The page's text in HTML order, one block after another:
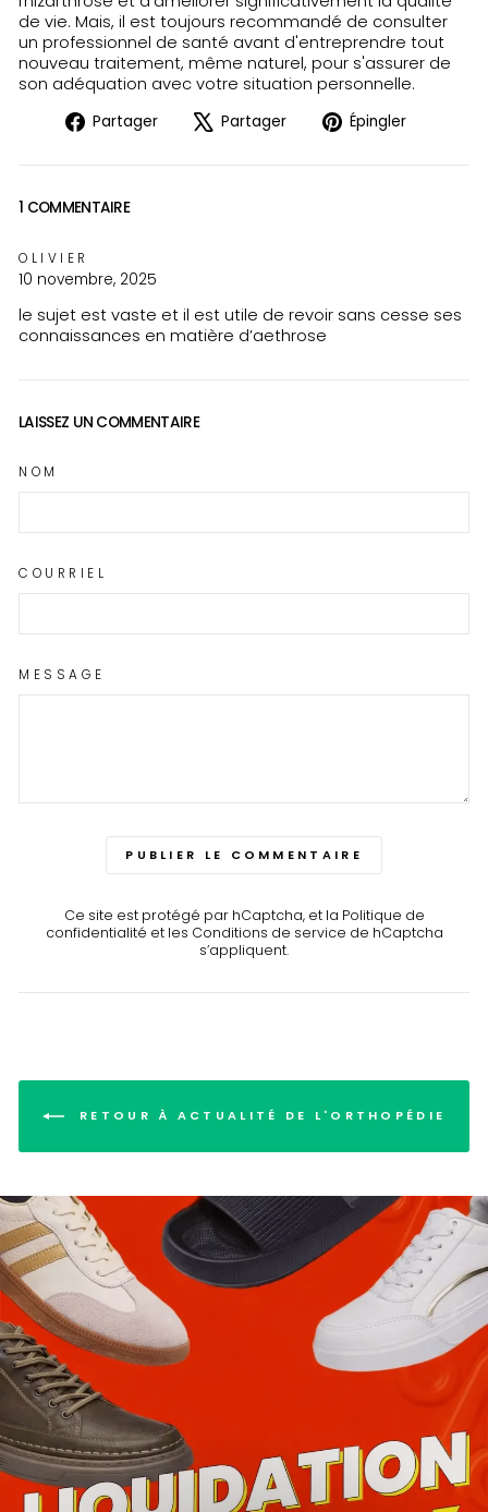
de vie. Mais, il est toujours recommandé de consulter
un professionnel de santé avant d'entreprendre tout
nouveau traitement, même naturel, pour s'assurer de
son adéquation avec votre situation personnelle.
Partager
Partager
Facebook
Partager
Tweeter
X
Épingler
1 COMMENTAIRE
OLIVIER
10 novembre, 2025
le sujet est vaste et il est utile de revoir sans cesse ses
connaissances en matière d’aethrose
LAISSEZ UN COMMENTAIRE
NOM
COURRIEL
MESSAGE
PUBLIER LE COMMENTAIRE
Ce site est protégé par hCaptcha, et la Politique de
confidentialité et les Conditions de service de hCaptcha
s’appliquent.
RETOUR À ACTUALITÉ DE L'ORTHOPÉDIE